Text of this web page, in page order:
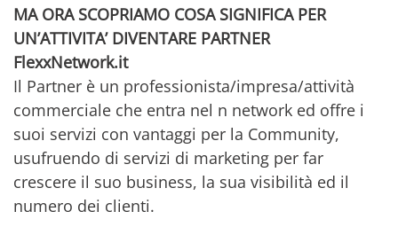
MA ORA SCOPRIAMO COSA SIGNIFICA PER
UN’ATTIVITA’ DIVENTARE PARTNER
FlexxNetwork.it
Il Partner è un professionista/impresa/attività
commerciale che entra nel n network ed offre i
suoi servizi con vantaggi per la Community,
usufruendo di servizi di marketing per far
crescere il suo business, la sua visibilità ed il
numero dei clienti.